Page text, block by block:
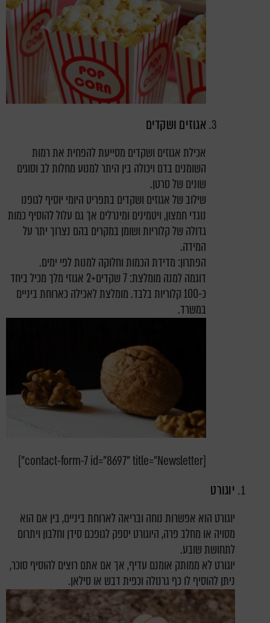
אגוזים ושקדים
אכילת אגוזים ושקדים מסייעת להפחית את רמות
השומנים בדם ויכולה בין היתר למנוע מחלות לב וסוגים
שונים של סרטן.
שילוב של אגוזים ושקדים בתפריט היומי יוסיף לגופנו
נוגדי חמצון, ויטמינים ומינרלים אך גם עלול להוסיף כמות
גדולה של קלוריות ושומן במקרים בהם נצרוך יתר על
המידה.
הפתרון: מדידת הכמות וחלוקה למנות לפי ימים.
דוגמה למנה מומלצת: 7 שקדים+2 אגוזי מלך מכיל ביחד
כ-100 קלוריות בלבד. מומלצת לאכילה כארוחת ביניים
במשרד.
[contact-form-7 id="8697" title="Newsletter"]
יוגורט
יוגורט הוא אפשרות נוחה ובריאה לארוחת ביניים, בין אם הוא
מסויה או מחלב פרה, היוגורט יספק לגופכם סידן וחלבון ויתרום
לתחושת שובע.
יוגורט לא ממותק אומנם עדיף, אך אם אתם רוצים להוסיף סוכר,
ניתן להוסיף לו כף גרנולה וכפית דבש או סילאן.